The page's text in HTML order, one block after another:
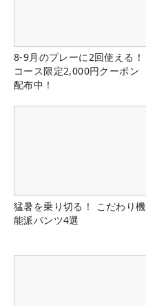
8-9月のプレーに2回使える！
コース限定2,000円クーポン
配布中！
猛暑を乗り切る！ こだわり機
能派パンツ4選